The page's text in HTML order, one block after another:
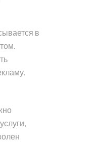
в